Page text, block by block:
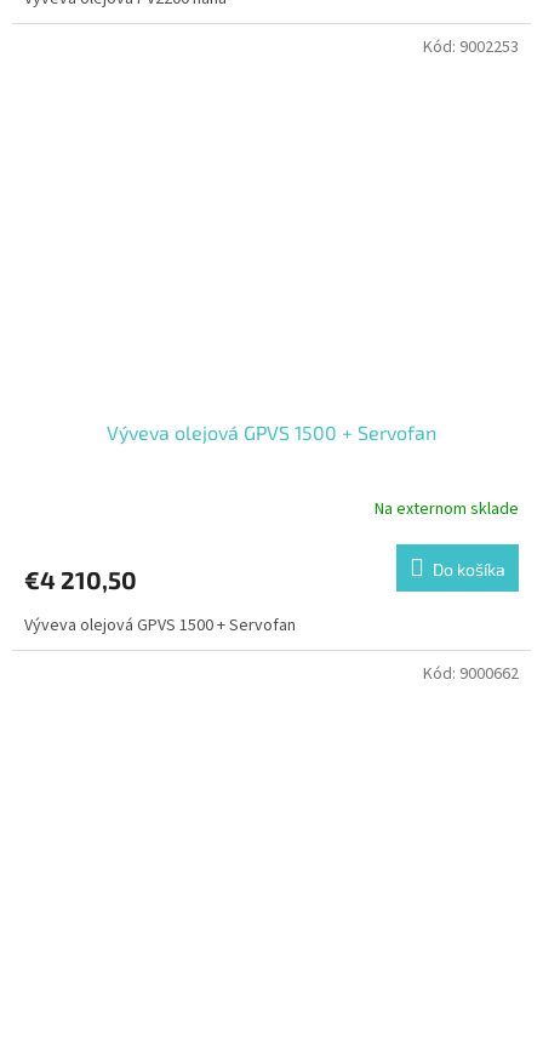
Výveva olejová GPVS 1500 + Servofan
Na externom sklade
€4 210,50 Do košíka
Výveva olejová GPVS 1500 + Servofan
Kód: 9002253
Kód: 9000662